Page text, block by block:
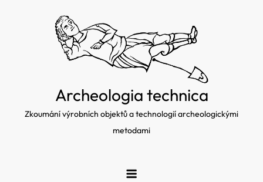
Archeologia technica
Zkoumání výrobních objektů a technologií archeologickými
metodami